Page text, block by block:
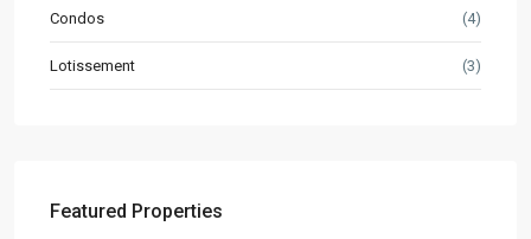
Condos (4)
Lotissement (3)
Featured Properties